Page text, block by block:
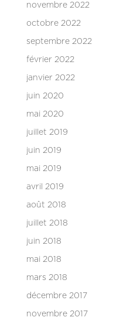
novembre 2022
octobre 2022
septembre 2022
février 2022
janvier 2022
juin 2020
mai 2020
juillet 2019
juin 2019
mai 2019
avril 2019
août 2018
juillet 2018
juin 2018
mai 2018
mars 2018
décembre 2017
novembre 2017